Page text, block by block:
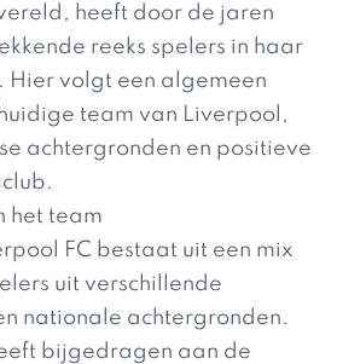
heeft door de jaren
reeks spelers in haar
Hier volgt een algemeen
team van Liverpool,
achtergronden en positieve
het team
FC bestaat uit een mix
uit verschillende
nationale achtergronden.
bijgedragen aan de